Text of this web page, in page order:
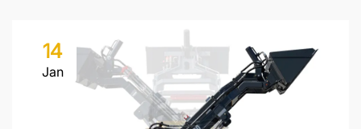
14
Jan